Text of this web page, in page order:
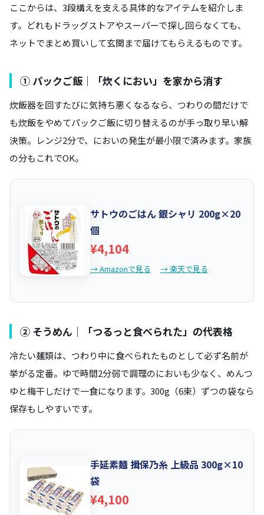
ここからは、3段構えを支える具体的なアイテムを紹介しま
す。どれもドラッグストアやスーパーで探し回らなくても、
ネットでまとめ買いして玄関まで届けてもらえるものです。
① パックご飯｜「炊くにおい」を家から消す
炊飯器を回すたびに気持ち悪くなるなら、つわりの間だけで
も炊飯をやめてパックご飯に切り替えるのが手っ取り早い解
決策。レンジ2分で、においの発生が最小限で済みます。家族
の分もこれでOK。
サトウのごはん 銀シャリ 200g×20
個
¥4,104
→ Amazonで見る → 楽天で見る
② そうめん｜「つるっと食べられた」の代表格
冷たい麺類は、つわり中に食べられたものとして必ず名前が
挙がる定番。ゆで時間2分弱で調理のにおいも少なく、めんつ
ゆと梅干しだけで一食になります。300g（6束）ずつの袋なら
保存もしやすいです。
手延素麺 揖保乃糸 上級品 300g×10
袋
¥4,100